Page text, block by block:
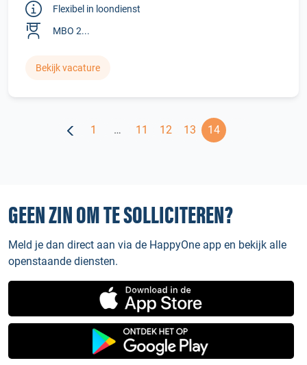
Flexibel in loondienst
MBO 2...
Bekijk vacature
1 … 11 12 13 14
GEEN ZIN OM TE SOLLICITEREN?
Meld je dan direct aan via de HappyOne app en bekijk alle
openstaande diensten.